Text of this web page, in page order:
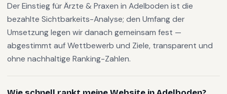
Der Einstieg für Ärzte & Praxen in Adelboden ist die
bezahlte Sichtbarkeits-Analyse; den Umfang der
Umsetzung legen wir danach gemeinsam fest —
abgestimmt auf Wettbewerb und Ziele, transparent und
ohne nachhaltige Ranking-Zahlen.